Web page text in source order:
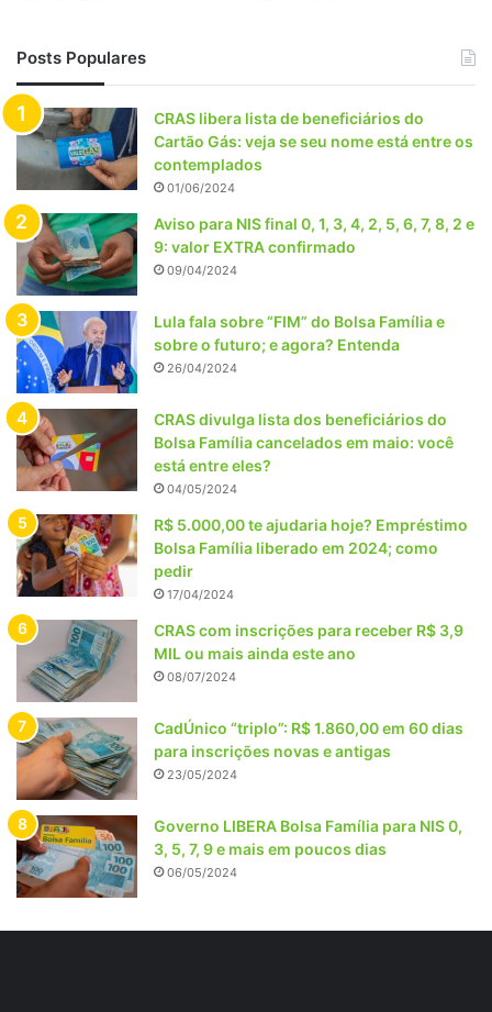
Posts Populares
CRAS libera lista de beneficiários do
Cartão Gás: veja se seu nome está entre os
contemplados
01/06/2024
Aviso para NIS final 0, 1, 3, 4, 2, 5, 6, 7, 8, 2 e
9: valor EXTRA confirmado
09/04/2024
Lula fala sobre “FIM” do Bolsa Família e
sobre o futuro; e agora? Entenda
26/04/2024
CRAS divulga lista dos beneficiários do
Bolsa Família cancelados em maio: você
está entre eles?
04/05/2024
R$ 5.000,00 te ajudaria hoje? Empréstimo
Bolsa Família liberado em 2024; como
pedir
17/04/2024
CRAS com inscrições para receber R$ 3,9
MIL ou mais ainda este ano
08/07/2024
CadÚnico “triplo”: R$ 1.860,00 em 60 dias
para inscrições novas e antigas
23/05/2024
Governo LIBERA Bolsa Família para NIS 0,
3, 5, 7, 9 e mais em poucos dias
06/05/2024